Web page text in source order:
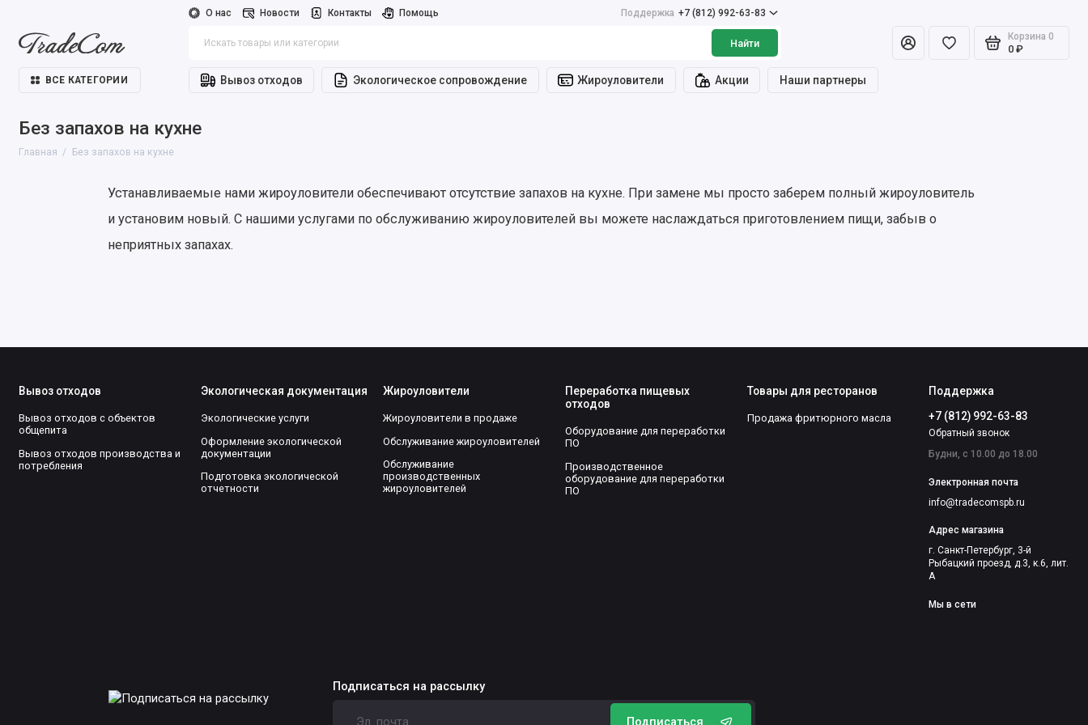
О нас Новости Контакты Помощь Поддержка +7 (812) 992-63-83
Найти
Корзина 0
0 ₽
ВСЕ КАТЕГОРИИ Вывоз отходов Экологическое сопровождение Жироуловители Акции Наши партнеры
Без запахов на кухне
Главная Без запахов на кухне
Устанавливаемые нами жироуловители обеспечивают отсутствие запахов на кухне. При замене мы просто заберем полный жироуловитель
и установим новый. С нашими услугами по обслуживанию жироуловителей вы можете наслаждаться приготовлением пищи, забыв о
неприятных запахах.
Вывоз отходов
Вывоз отходов с объектов
общепита
Вывоз отходов производства и
потребления
Экологическая документация
Экологические услуги
Оформление экологической
документации
Подготовка экологической
отчетности
Жироуловители
Жироуловители в продаже
Обслуживание жироуловителей
Обслуживание
производственных
жироуловителей
Переработка пищевых
отходов
Оборудование для переработки
ПО
Производственное
оборудование для переработки
ПО
Товары для ресторанов
Продажа фритюрного масла
Поддержка
+7 (812) 992-63-83
Обратный звонок
Будни, с 10.00 до 18.00
Электронная почта
info@tradecomspb.ru
Адрес магазина
г. Санкт-Петербург, 3-й
Рыбацкий проезд, д.3, к.6, лит.
А
Мы в сети
Подписаться на рассылку
Подписаться